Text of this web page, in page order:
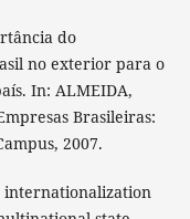
do
no exterior para o
In: ALMEIDA,
Brasileiras:
2007.
internationalization